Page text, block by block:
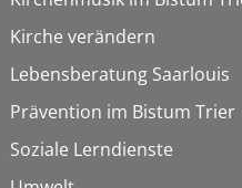
Kirche verändern
Lebensberatung Saarlouis
Prävention im Bistum Trier
Soziale Lerndienste